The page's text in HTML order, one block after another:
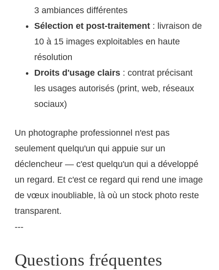
3 ambiances différentes
Sélection et post-traitement : livraison de
10 à 15 images exploitables en haute
résolution
Droits d'usage clairs : contrat précisant
les usages autorisés (print, web, réseaux
sociaux)
Un photographe professionnel n'est pas
seulement quelqu'un qui appuie sur un
déclencheur — c'est quelqu'un qui a développé
un regard. Et c'est ce regard qui rend une image
de vœux inoubliable, là où un stock photo reste
transparent.
---
Questions fréquentes